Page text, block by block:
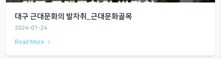
건축학과를 졸업하고 : 부동산 PF 직무를 담당하
2024-01-24